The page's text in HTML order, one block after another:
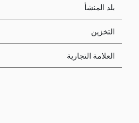
بلد المنشأ
التخزين
العلامة التجارية